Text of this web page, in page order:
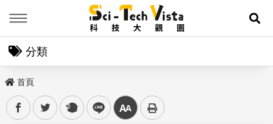
展
分類
首頁
facebooktwitter plurk line 中